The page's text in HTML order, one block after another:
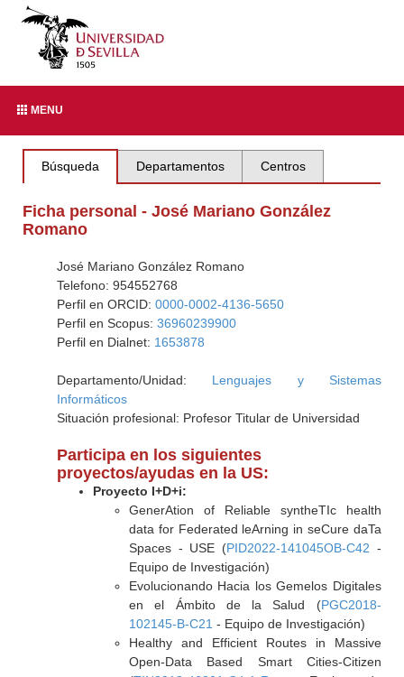
MENU
Búsqueda Departamentos Centros
Ficha personal - José Mariano González
Romano
José Mariano González Romano
Telefono: 954552768
Perfil en ORCID: 0000-0002-4136-5650
Perfil en Scopus: 36960239900
Perfil en Dialnet: 1653878
Departamento/Unidad: Lenguajes y Sistemas
Informáticos
Situación profesional: Profesor Titular de Universidad
Participa en los siguientes
proyectos/ayudas en la US:
Proyecto I+D+i:
GenerAtion of Reliable syntheTIc health
data for Federated leArning in seCure daTa
Spaces - USE (PID2022-141045OB-C42 -
Equipo de Investigación)
Evolucionando Hacia los Gemelos Digitales
en el Ámbito de la Salud (PGC2018-
102145-B-C21 - Equipo de Investigación)
Healthy and Efficient Routes in Massive
Open-Data Based Smart Cities-Citizen